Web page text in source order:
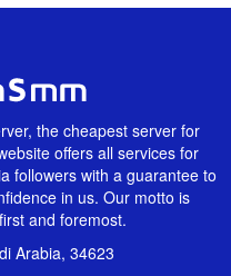
the cheapest server for
offers all services for
followers with a guarantee to
in us. Our motto is
and foremost.
Arabia, 34623